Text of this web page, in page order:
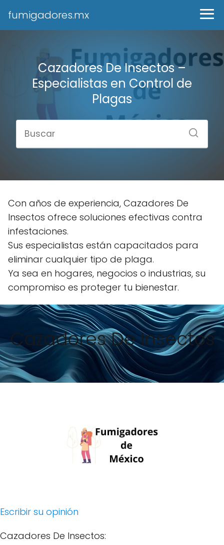
fumigadores.mx
Cazadores De Insectos –
Especialistas en Control de
Plagas
Con años de experiencia, Cazadores De
Insectos ofrece soluciones efectivas contra
infestaciones.
Sus especialistas están capacitados para
eliminar cualquier tipo de plaga.
Ya sea en hogares, negocios o industrias, su
compromiso es proteger tu bienestar.
Cazadores De Insectos
Escribir su opinión
Cazadores De Insectos: